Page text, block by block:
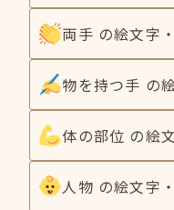
両手 の絵文字
物を持つ手 の
体の部位 の絵
人物 の絵文字